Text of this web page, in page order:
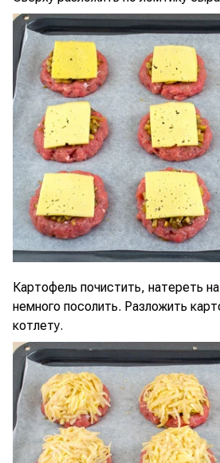
Картофель почистить, натереть
немного посолить. Разложить
котлету.